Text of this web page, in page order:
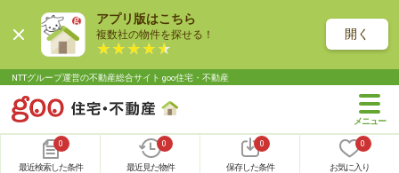
アプリ版はこちら
複数社の物件を探せる！ 開く
NTTグループ運営の不動産総合サイト goo住宅・不動産
0
最近検索した条件
0
最近見た物件
0
保存した条件
0
お気に入り